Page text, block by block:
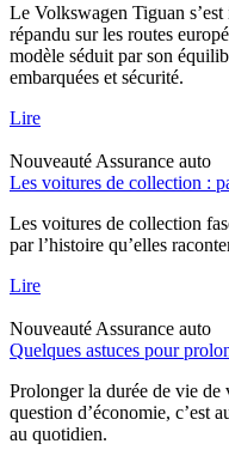
Le Volkswagen Tiguan
répandu sur les routes
modèle séduit par son
embarquées et sécurité.
Lire
Nouveauté Assurance auto
Les voitures de collection :
Les voitures de collection
par l’histoire qu’elles
Lire
Nouveauté Assurance auto
Quelques astuces pour
Prolonger la durée de vie de
question d’économie, c’est
au quotidien.